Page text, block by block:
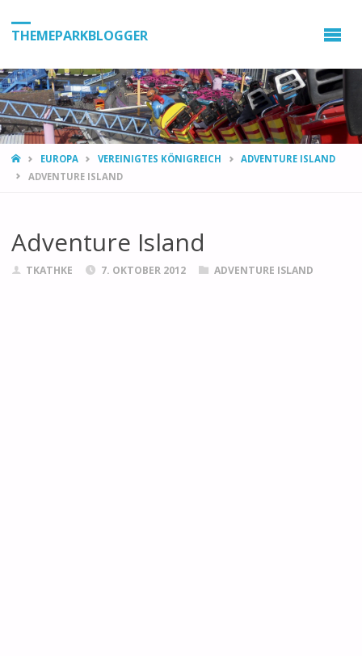
THEMEPARKBLOGGER
HOMEEUROPA VEREINIGTES KÖNIGREICH
ADVENTURE ISLAND
ADVENTURE ISLAND
Adventure Island
TKATHKE 7. OKTOBER 2012 ADVENTURE ISLAND